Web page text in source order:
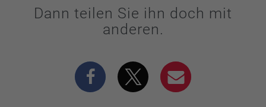
Dann teilen Sie ihn doch mit
anderen.